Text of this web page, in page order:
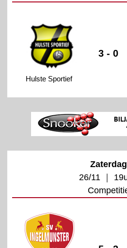
Hulste Sportief
3 - 0
Zaterdag
26/11 ｜